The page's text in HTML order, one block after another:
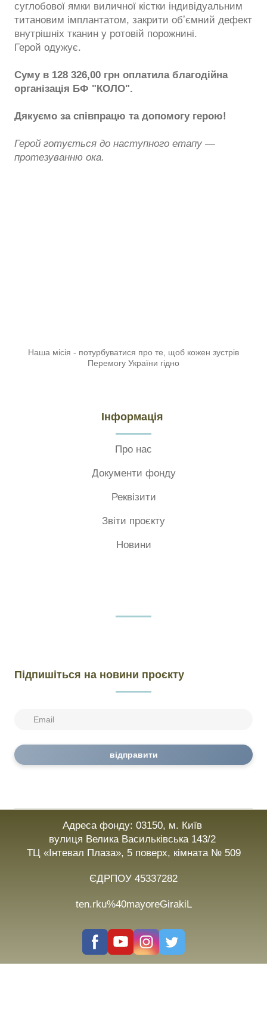
суглобової ямки виличної кістки індивідуальним
титановим імплантатом, закрити обʼємний дефект
внутрішніх тканин у ротовій порожнині.
Герой одужує.
Суму в 128 326,00 грн оплатила благодійна
організація БФ "КОЛО".
Дякуємо за співпрацю та допомогу герою!
Герой готується до наступного етапу —
протезуванню ока.
Наша місія - потурбуватися про те, щоб кожен зустрів
Перемогу України гідно
Інформація
Про нас
Документи фонду
Реквізити
Звіти проєкту
Новини
Підпишіться на новини проєкту
відправити
Адреса фонду: 03150, м. Київ
вулиця Велика Васильківська 143/2
ТЦ «Інтевал Плаза», 5 поверх, кімната № 509
ЄДРПОУ 45337282
ten.rku%40mayoreGirakiL